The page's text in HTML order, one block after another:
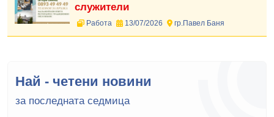
служители
Работа 13/07/2026 гр.Павел Баня
Най - четени новини
за последната седмица